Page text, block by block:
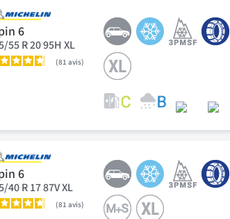
6
55 R 20 95H XL
81avis
6
40 R 17 87V XL
81avis